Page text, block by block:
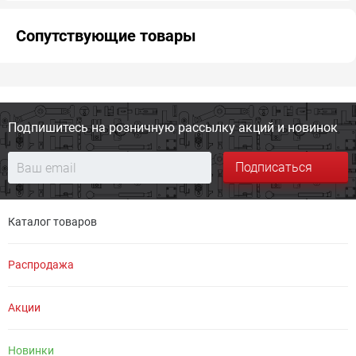
Сопутствующие товары
Подпишитесь на розничную рассылку акций и новинок
Подписаться
Каталог товаров
Распродажа
Акции
Новинки